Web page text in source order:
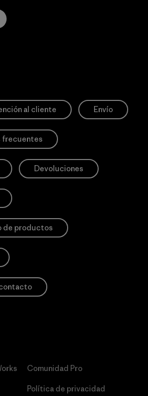
al cliente Envío
frecuentes
Devoluciones
de productos
Comunidad Pro
Política de privacidad